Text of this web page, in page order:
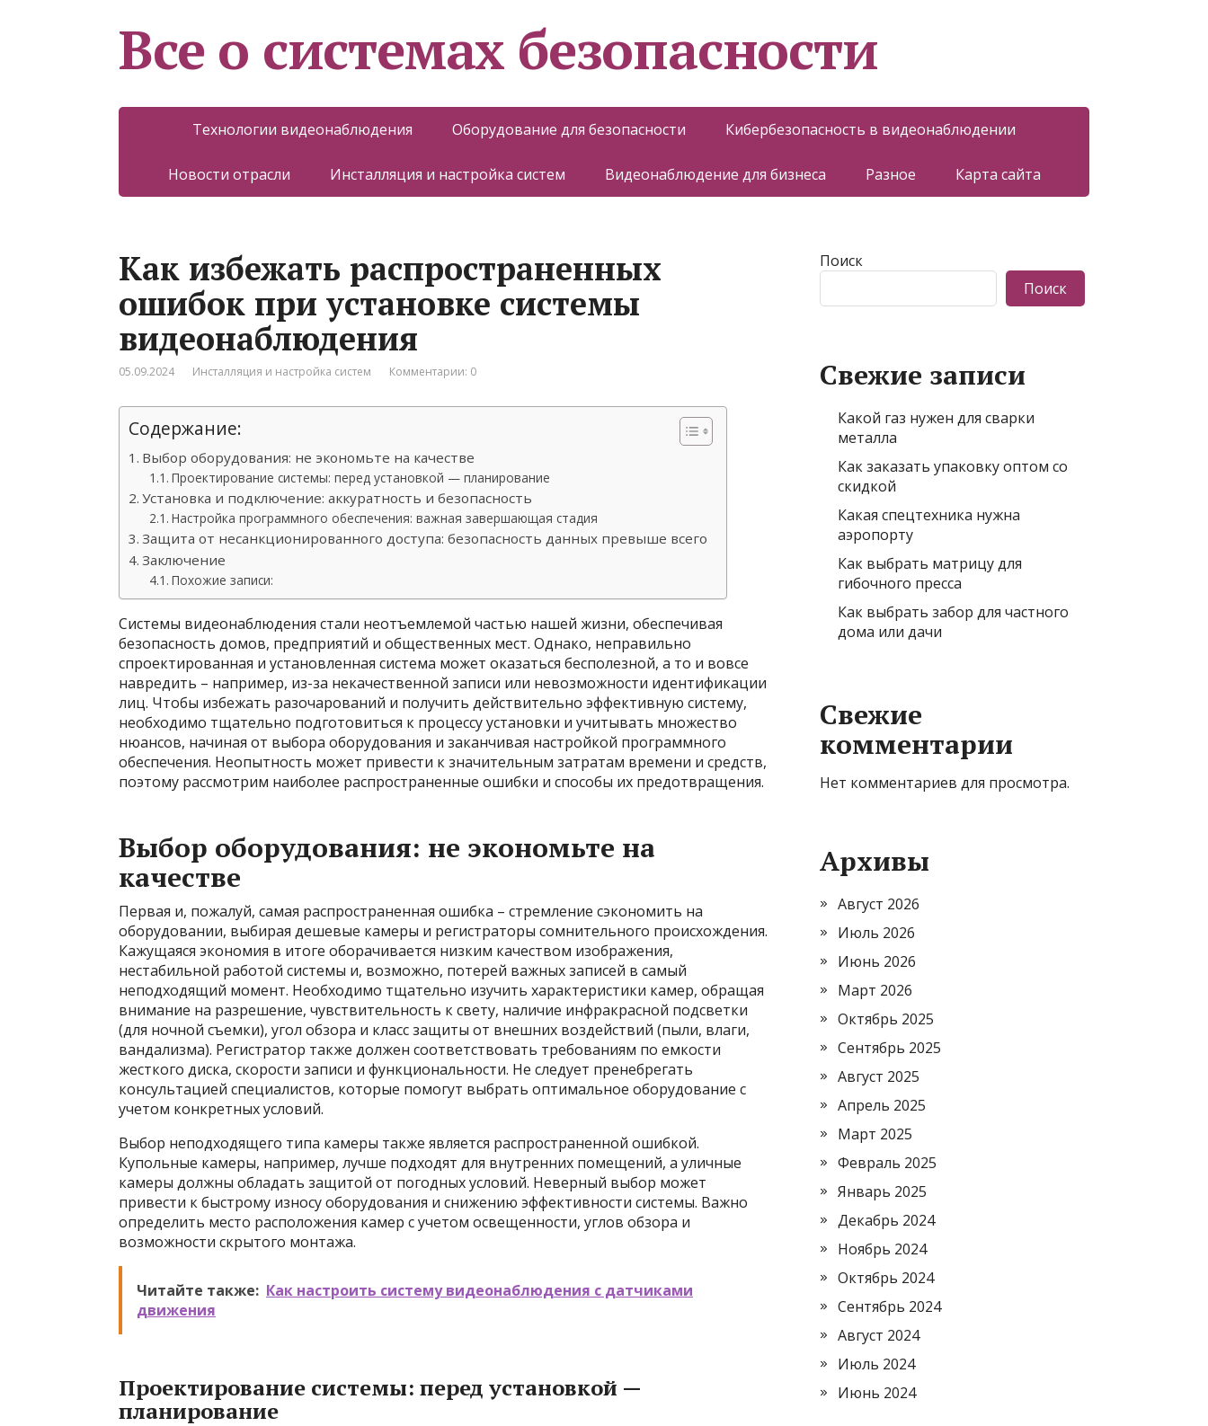
Все о системах безопасности
Технологии видеонаблюдения Оборудование для безопасности Кибербезопасность в видеонаблюдении
Новости отрасли Инсталляция и настройка систем Видеонаблюдение для бизнеса Разное Карта сайта
Как избежать распространенных
ошибок при установке системы
видеонаблюдения
05.09.2024 Инсталляция и настройка систем Комментарии: 0
Содержание:
Выбор оборудования: не экономьте на качестве
Проектирование системы: перед установкой — планирование
Установка и подключение: аккуратность и безопасность
Настройка программного обеспечения: важная завершающая стадия
Защита от несанкционированного доступа: безопасность данных превыше всего
Заключение
Похожие записи:
Системы видеонаблюдения стали неотъемлемой частью нашей жизни, обеспечивая
безопасность домов, предприятий и общественных мест. Однако, неправильно
спроектированная и установленная система может оказаться бесполезной, а то и вовсе
навредить – например, из-за некачественной записи или невозможности идентификации
лиц. Чтобы избежать разочарований и получить действительно эффективную систему,
необходимо тщательно подготовиться к процессу установки и учитывать множество
нюансов, начиная от выбора оборудования и заканчивая настройкой программного
обеспечения. Неопытность может привести к значительным затратам времени и средств,
поэтому рассмотрим наиболее распространенные ошибки и способы их предотвращения.
Выбор оборудования: не экономьте на
качестве
Первая и, пожалуй, самая распространенная ошибка – стремление сэкономить на
оборудовании, выбирая дешевые камеры и регистраторы сомнительного происхождения.
Кажущаяся экономия в итоге оборачивается низким качеством изображения,
нестабильной работой системы и, возможно, потерей важных записей в самый
неподходящий момент. Необходимо тщательно изучить характеристики камер, обращая
внимание на разрешение, чувствительность к свету, наличие инфракрасной подсветки
(для ночной съемки), угол обзора и класс защиты от внешних воздействий (пыли, влаги,
вандализма). Регистратор также должен соответствовать требованиям по емкости
жесткого диска, скорости записи и функциональности. Не следует пренебрегать
консультацией специалистов, которые помогут выбрать оптимальное оборудование с
учетом конкретных условий.
Выбор неподходящего типа камеры также является распространенной ошибкой.
Купольные камеры, например, лучше подходят для внутренних помещений, а уличные
камеры должны обладать защитой от погодных условий. Неверный выбор может
привести к быстрому износу оборудования и снижению эффективности системы. Важно
определить место расположения камер с учетом освещенности, углов обзора и
возможности скрытого монтажа.
Читайте также: Как настроить систему видеонаблюдения с датчиками
движения
Проектирование системы: перед установкой —
планирование
Поиск
Поиск
Свежие записи
Какой газ нужен для сварки
металла
Как заказать упаковку оптом со
скидкой
Какая спецтехника нужна
аэропорту
Как выбрать матрицу для
гибочного пресса
Как выбрать забор для частного
дома или дачи
Свежие
комментарии
Нет комментариев для просмотра.
Архивы
Август 2026
Июль 2026
Июнь 2026
Март 2026
Октябрь 2025
Сентябрь 2025
Август 2025
Апрель 2025
Март 2025
Февраль 2025
Январь 2025
Декабрь 2024
Ноябрь 2024
Октябрь 2024
Сентябрь 2024
Август 2024
Июль 2024
Июнь 2024